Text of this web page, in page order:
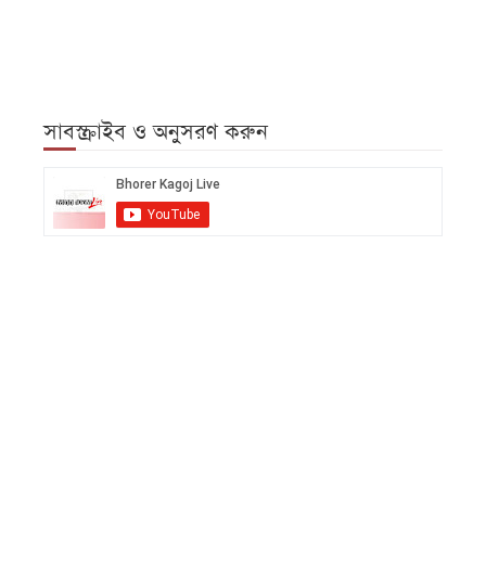
সাবস্ক্রাইব ও অনুসরণ করুন